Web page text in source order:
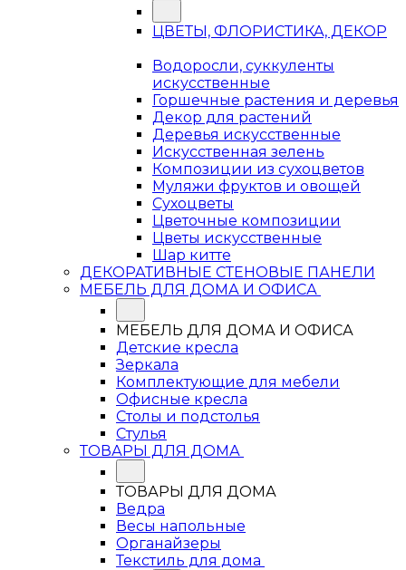
ЦВЕТЫ, ФЛОРИСТИКА, ДЕКОР
Водоросли, суккуленты
искусственные
Горшечные растения и деревья
Декор для растений
Деревья искусственные
Искусственная зелень
Композиции из сухоцветов
Муляжи фруктов и овощей
Сухоцветы
Цветочные композиции
Цветы искусственные
Шар китте
ДЕКОРАТИВНЫЕ СТЕНОВЫЕ ПАНЕЛИ
МЕБЕЛЬ ДЛЯ ДОМА И ОФИСА
МЕБЕЛЬ ДЛЯ ДОМА И ОФИСА
Детские кресла
Зеркала
Комплектующие для мебели
Офисные кресла
Столы и подстолья
Стулья
ТОВАРЫ ДЛЯ ДОМА
ТОВАРЫ ДЛЯ ДОМА
Ведра
Весы напольные
Органайзеры
Текстиль для дома